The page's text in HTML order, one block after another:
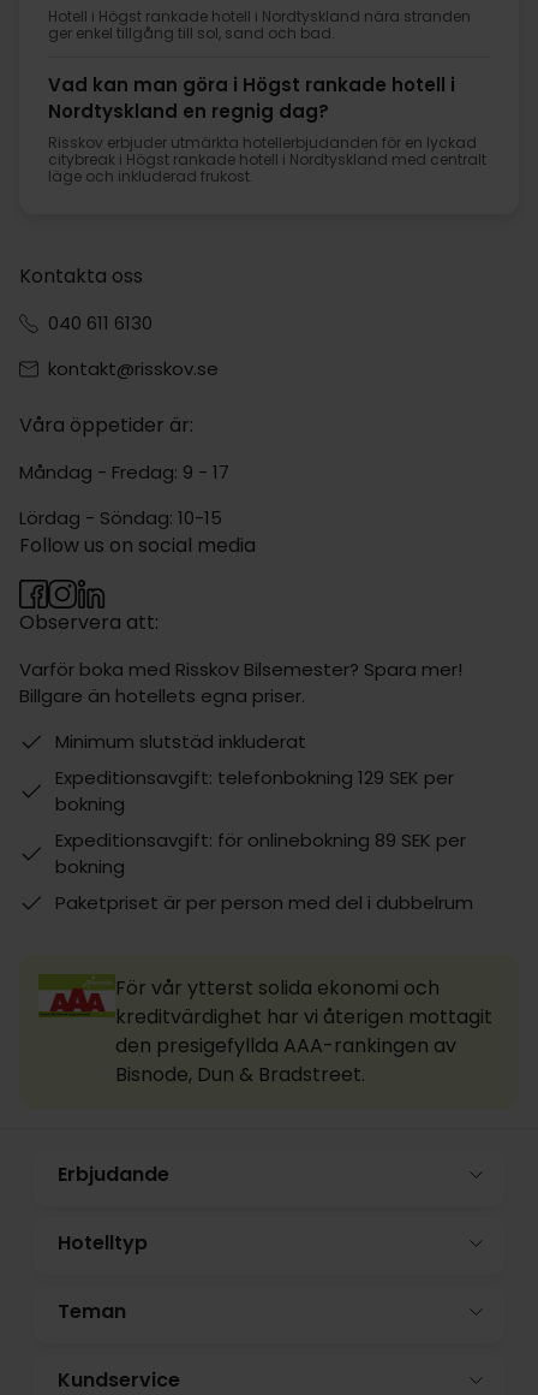
Hotell i Högst rankade hotell i Nordtyskland nära stranden
ger enkel tillgång till sol, sand och bad.
Vad kan man göra i Högst rankade hotell i
Nordtyskland en regnig dag?
Risskov erbjuder utmärkta hotellerbjudanden för en lyckad
citybreak i Högst rankade hotell i Nordtyskland med centralt
läge och inkluderad frukost.
Kontakta oss
040 611 6130
kontakt@risskov.se
Våra öppetider är:
Måndag - Fredag: 9 - 17
Lördag - Söndag: 10-15
Observera att:
Varför boka med Risskov Bilsemester? Spara mer!
Billgare än hotellets egna priser.
Minimum slutstäd inkluderat
Expeditionsavgift: telefonbokning 129 SEK per
bokning
Expeditionsavgift: för onlinebokning 89 SEK per
bokning
Paketpriset är per person med del i dubbelrum
Follow us on social media
För vår ytterst solida ekonomi och
kreditvärdighet har vi återigen mottagit
den presigefyllda AAA-rankingen av
Bisnode, Dun & Bradstreet.
Erbjudande
Hotelltyp
Teman
Kundservice